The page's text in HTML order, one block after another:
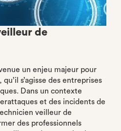
de
un enjeu majeur pour
s’agisse des entreprises
Dans un contexte
et des incidents de
veilleur de
des professionnels